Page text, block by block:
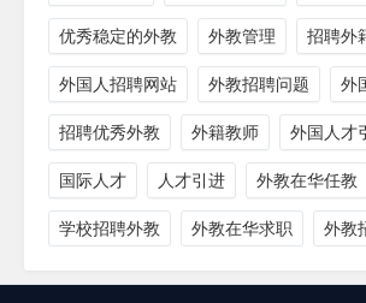
优秀稳定的外教 外教管理 招聘外
外国人招聘网站 外教招聘问题 外
招聘优秀外教 外籍教师 外国人才
国际人才 人才引进 外教在华任教
学校招聘外教 外教在华求职 外教